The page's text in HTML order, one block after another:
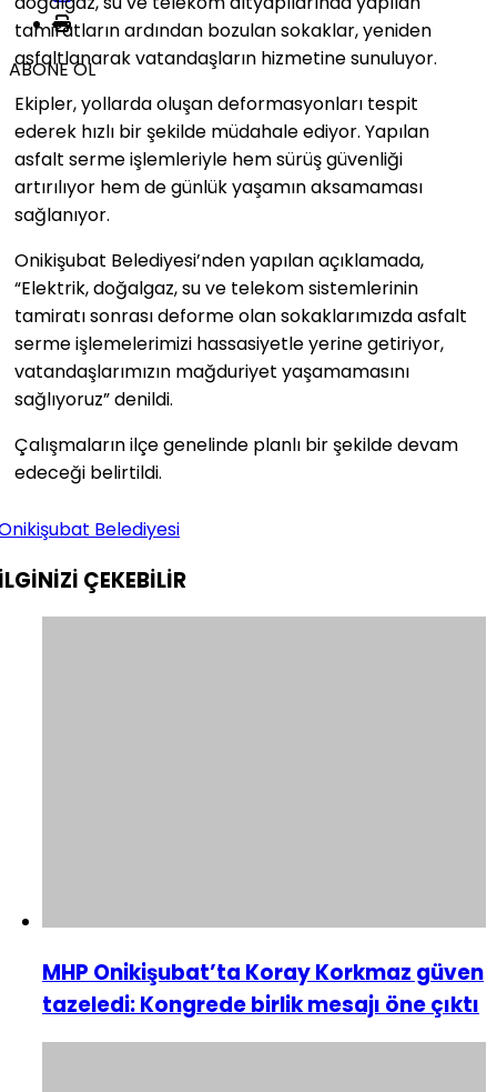
ABONE OL
tamiratların ardından bozulan sokaklar, yeniden
asfaltlanarak vatandaşların hizmetine sunuluyor.
Ekipler, yollarda oluşan deformasyonları tespit
ederek hızlı bir şekilde müdahale ediyor. Yapılan
asfalt serme işlemleriyle hem sürüş güvenliği
artırılıyor hem de günlük yaşamın aksamaması
sağlanıyor.
Onikişubat Belediyesi’nden yapılan açıklamada,
“Elektrik, doğalgaz, su ve telekom sistemlerinin
tamiratı sonrası deforme olan sokaklarımızda asfalt
serme işlemelerimizi hassasiyetle yerine getiriyor,
vatandaşlarımızın mağduriyet yaşamamasını
sağlıyoruz” denildi.
Çalışmaların ilçe genelinde planlı bir şekilde devam
edeceği belirtildi.
Belediyesi
ÇEKEBİLİR
MHP Onikişubat’ta Koray Korkmaz güven
tazeledi: Kongrede birlik mesajı öne çıktı